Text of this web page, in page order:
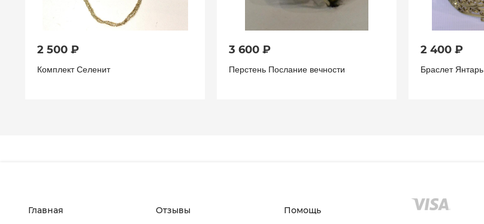
2 500 ₽
Комплект Селенит
3 600 ₽
Перстень Послание вечности
2 400 ₽
Браслет Янтарь
Главная Отзывы Помощь